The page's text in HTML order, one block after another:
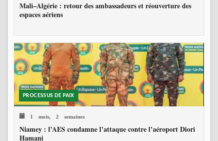
Mali–Algérie : retour des ambassadeurs et réouverture des
espaces aériens
PROCESSUS DE PAIX
1 mois, 2 semaines
Niamey : l’AES condamne l’attaque contre l’aéroport Diori
Hamani